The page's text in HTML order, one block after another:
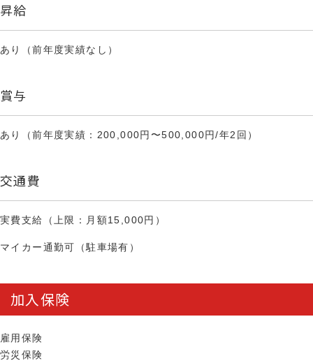
昇給
あり（前年度実績なし）
賞与
あり（前年度実績：200,000円〜500,000円/年2回）
交通費
実費支給（上限：月額15,000円）
マイカー通勤可（駐車場有）
加入保険
雇用保険
労災保険